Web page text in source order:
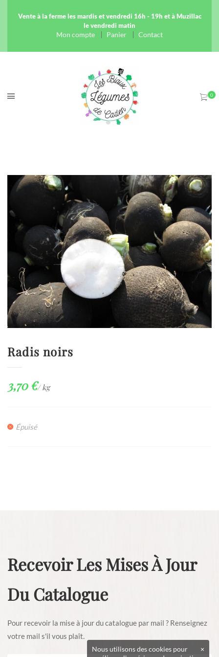
Vente à la ferme les mardis et vendredi 16h - 19h et à Muzillac
le vendredi matin
Mon compte Panier Contact
Radis noirs
3,70€/ kg
Épuisé
Recevoir Les Mises À Jour
Du Catalogue
Pour recevoir la mise à jour du catalogue par mail ? Renseignez
votre mail s'il vous plaît.
×
Nous utilisons des cookies pour